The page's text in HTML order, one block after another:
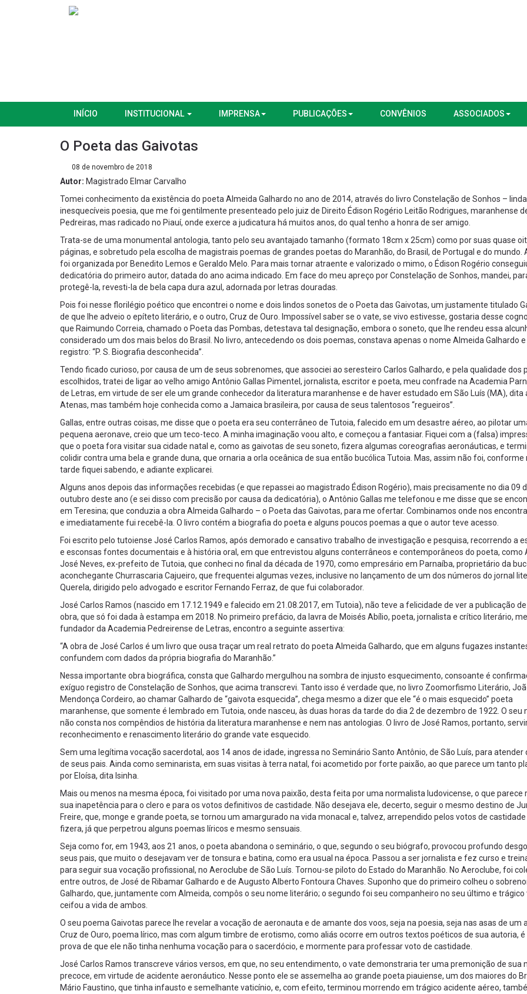
INÍCIO INSTITUCIONAL IMPRENSA PUBLICAÇÕES CONVÊNIOS ASSOCIADOS
O Poeta das Gaivotas
08 de novembro de 2018
Autor: Magistrado Elmar Carvalho
Tomei conhecimento da existência do poeta Almeida Galhardo no ano de 2014, através do livro Constelação de Sonhos –
inesquecíveis poesia, que me foi gentilmente presenteado pelo juiz de Direito Édison Rogério Leitão Rodrigues, maranhense
Pedreiras, mas radicado no Piauí, onde exerce a judicatura há muitos anos, do qual tenho a honra de ser amigo.
Trata-se de uma monumental antologia, tanto pelo seu avantajado tamanho (formato 18cm x 25cm) como por suas quase
páginas, e sobretudo pela escolha de magistrais poemas de grandes poetas do Maranhão, do Brasil, de Portugal e do mundo.
foi organizada por Benedito Lemos e Geraldo Melo. Para mais tornar atraente e valorizado o mimo, o Édison Rogério
dedicatória do primeiro autor, datada do ano acima indicado. Em face do meu apreço por Constelação de Sonhos, mandei,
protegê-la, revesti-la de bela capa dura azul, adornada por letras douradas.
Pois foi nesse florilégio poético que encontrei o nome e dois lindos sonetos de o Poeta das Gaivotas, um justamente titulado
de que lhe adveio o epíteto literário, e o outro, Cruz de Ouro. Impossível saber se o vate, se vivo estivesse, gostaria desse
que Raimundo Correia, chamado o Poeta das Pombas, detestava tal designação, embora o soneto, que lhe rendeu essa
considerado um dos mais belos do Brasil. No livro, antecedendo os dois poemas, constava apenas o nome Almeida Galhardo e
registro: “P. S. Biografia desconhecida”.
Tendo ficado curioso, por causa de um de seus sobrenomes, que associei ao seresteiro Carlos Galhardo, e pela qualidade dos
escolhidos, tratei de ligar ao velho amigo Antônio Gallas Pimentel, jornalista, escritor e poeta, meu confrade na Academia
de Letras, em virtude de ser ele um grande conhecedor da literatura maranhense e de haver estudado em São Luís (MA), dita
Atenas, mas também hoje conhecida como a Jamaica brasileira, por causa de seus talentosos “regueiros”.
Gallas, entre outras coisas, me disse que o poeta era seu conterrâneo de Tutoia, falecido em um desastre aéreo, ao pilotar
pequena aeronave, creio que um teco-teco. A minha imaginação voou alto, e começou a fantasiar. Fiquei com a (falsa)
que o poeta fora visitar sua cidade natal e, como as gaivotas de seu soneto, fizera algumas coreografias aeronáuticas, e
colidir contra uma bela e grande duna, que ornaria a orla oceânica de sua então bucólica Tutoia. Mas, assim não foi, conforme
tarde fiquei sabendo, e adiante explicarei.
Alguns anos depois das informações recebidas (e que repassei ao magistrado Édison Rogério), mais precisamente no dia 09
outubro deste ano (e sei disso com precisão por causa da dedicatória), o Antônio Gallas me telefonou e me disse que se
em Teresina; que conduzia a obra Almeida Galhardo – o Poeta das Gaivotas, para me ofertar. Combinamos onde nos
e imediatamente fui recebê-la. O livro contém a biografia do poeta e alguns poucos poemas a que o autor teve acesso.
Foi escrito pelo tutoiense José Carlos Ramos, após demorado e cansativo trabalho de investigação e pesquisa, recorrendo a
e esconsas fontes documentais e à história oral, em que entrevistou alguns conterrâneos e contemporâneos do poeta, como
José Neves, ex-prefeito de Tutoia, que conheci no final da década de 1970, como empresário em Parnaíba, proprietário da
aconchegante Churrascaria Cajueiro, que frequentei algumas vezes, inclusive no lançamento de um dos números do jornal
Querela, dirigido pelo advogado e escritor Fernando Ferraz, de que fui colaborador.
José Carlos Ramos (nascido em 17.12.1949 e falecido em 21.08.2017, em Tutoia), não teve a felicidade de ver a publicação
obra, que só foi dada à estampa em 2018. No primeiro prefácio, da lavra de Moisés Abílio, poeta, jornalista e crítico literário,
fundador da Academia Pedreirense de Letras, encontro a seguinte assertiva:
“A obra de José Carlos é um livro que ousa traçar um real retrato do poeta Almeida Galhardo, que em alguns fugazes
confundem com dados da própria biografia do Maranhão.”
Nessa importante obra biográfica, consta que Galhardo mergulhou na sombra de injusto esquecimento, consoante é
exíguo registro de Constelação de Sonhos, que acima transcrevi. Tanto isso é verdade que, no livro Zoomorfismo Literário,
Mendonça Cordeiro, ao chamar Galhardo de “gaivota esquecida”, chega mesmo a dizer que ele “é o mais esquecido” poeta
maranhense, que somente é lembrado em Tutoia, onde nasceu, às duas horas da tarde do dia 2 de dezembro de 1922. O seu
não consta nos compêndios de história da literatura maranhense e nem nas antologias. O livro de José Ramos, portanto,
reconhecimento e renascimento literário do grande vate esquecido.
Sem uma legítima vocação sacerdotal, aos 14 anos de idade, ingressa no Seminário Santo Antônio, de São Luís, para atender
de seus pais. Ainda como seminarista, em suas visitas à terra natal, foi acometido por forte paixão, ao que parece um tanto
por Eloísa, dita Isinha.
Mais ou menos na mesma época, foi visitado por uma nova paixão, desta feita por uma normalista ludovicense, o que parece
sua inapetência para o clero e para os votos definitivos de castidade. Não desejava ele, decerto, seguir o mesmo destino de
Freire, que, monge e grande poeta, se tornou um amargurado na vida monacal e, talvez, arrependido pelos votos de
fizera, já que perpetrou alguns poemas líricos e mesmo sensuais.
Seja como for, em 1943, aos 21 anos, o poeta abandona o seminário, o que, segundo o seu biógrafo, provocou profundo
seus pais, que muito o desejavam ver de tonsura e batina, como era usual na época. Passou a ser jornalista e fez curso e
para seguir sua vocação profissional, no Aeroclube de São Luís. Tornou-se piloto do Estado do Maranhão. No Aeroclube, foi
entre outros, de José de Ribamar Galhardo e de Augusto Alberto Fontoura Chaves. Suponho que do primeiro colheu o
Galhardo, que, juntamente com Almeida, compôs o seu nome literário; o segundo foi seu companheiro no seu último e trágico
ceifou a vida de ambos.
O seu poema Gaivotas parece lhe revelar a vocação de aeronauta e de amante dos voos, seja na poesia, seja nas asas de um
Cruz de Ouro, poema lírico, mas com algum timbre de erotismo, como aliás ocorre em outros textos poéticos de sua autoria,
prova de que ele não tinha nenhuma vocação para o sacerdócio, e mormente para professar voto de castidade.
José Carlos Ramos transcreve vários versos, em que, no seu entendimento, o vate demonstraria ter uma premonição de sua
precoce, em virtude de acidente aeronáutico. Nesse ponto ele se assemelha ao grande poeta piauiense, um dos maiores do
Mário Faustino, que tinha infausto e semelhante vaticínio, e, com efeito, terminou morrendo em trágico acidente aéreo,